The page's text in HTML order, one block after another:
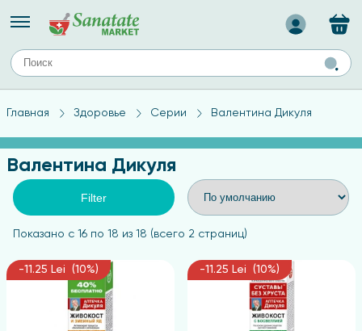
лица
Назад
ТИПЫ КОЖИ
Средства для комбинированной кожи
Средства для проблемной кожи
Средства для жирной кожи
Средства для чувствительной кожи
Главная Здоровье Серии Валентина Дикуля
Валентина Дикуля
Filter
Показано с 16 по 18 из 18 (всего 2 страниц)
-11.25 Lei (10%) -11.25 Lei (10%)